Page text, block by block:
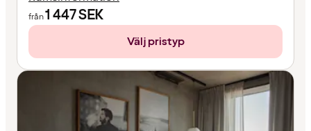
från1 447SEK
Välj pristyp